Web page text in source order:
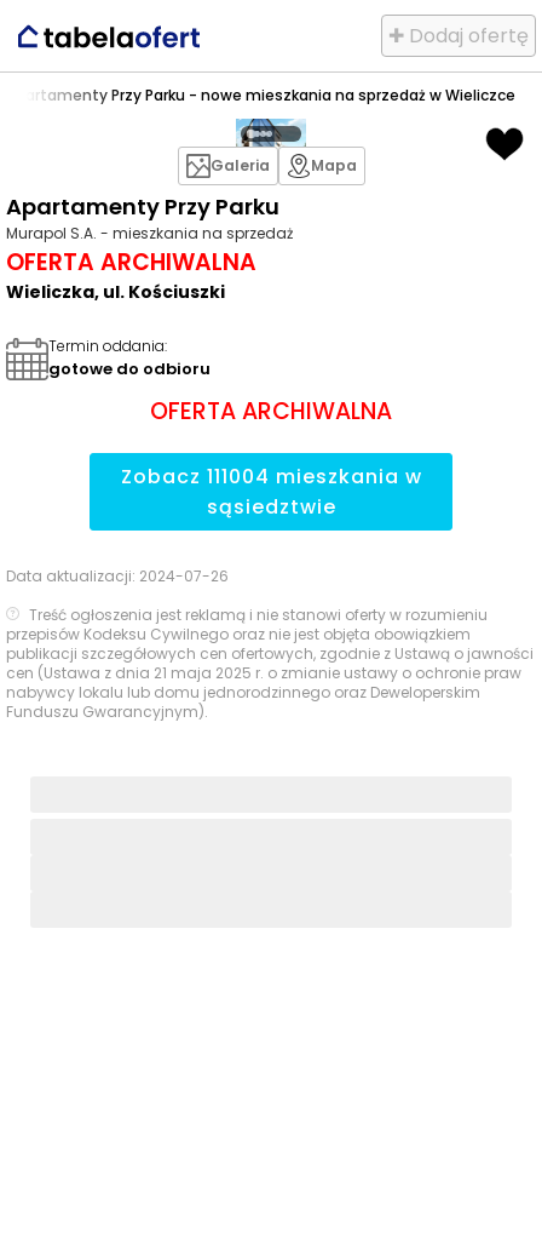
✚ Dodaj ofertę
Apartamenty Przy Parku - nowe mieszkania na sprzedaż w Wieliczce
Apartamenty Przy Parku
Murapol S.A. - mieszkania na sprzedaż
OFERTA ARCHIWALNA
Wieliczka, ul. Kościuszki
Galeria Mapa
Termin oddania:
gotowe do odbioru
OFERTA ARCHIWALNA
Zobacz 111004 mieszkania w
sąsiedztwie
Data aktualizacji: 2024-07-26
Treść ogłoszenia jest reklamą i nie stanowi oferty w rozumieniu
przepisów Kodeksu Cywilnego oraz nie jest objęta obowiązkiem
publikacji szczegółowych cen ofertowych, zgodnie z Ustawą o jawności
cen (Ustawa z dnia 21 maja 2025 r. o zmianie ustawy o ochronie praw
nabywcy lokalu lub domu jednorodzinnego oraz Deweloperskim
Funduszu Gwarancyjnym).